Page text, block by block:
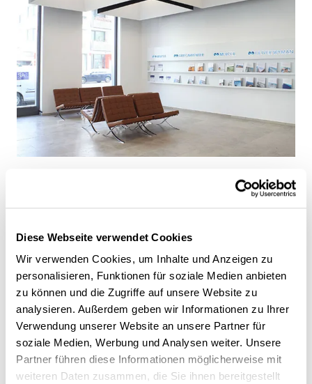
Diese Webseite verwendet Cookies
Wir verwenden Cookies, um Inhalte und Anzeigen zu
personalisieren, Funktionen für soziale Medien anbieten
zu können und die Zugriffe auf unsere Website zu
analysieren. Außerdem geben wir Informationen zu Ihrer
Verwendung unserer Website an unsere Partner für
soziale Medien, Werbung und Analysen weiter. Unsere
Partner führen diese Informationen möglicherweise mit
weiteren Daten zusammen, die Sie ihnen bereitgestellt